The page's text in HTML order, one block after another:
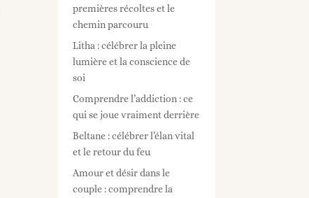
premières récoltes et le
chemin parcouru
Litha : célébrer la pleine
lumière et la conscience de
soi
Comprendre l’addiction : ce
qui se joue vraiment derrière
Beltane : célébrer l’élan vital
et le retour du feu
Amour et désir dans le
couple : comprendre la